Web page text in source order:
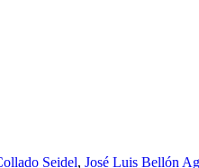
Seidel, José Luis Bellón